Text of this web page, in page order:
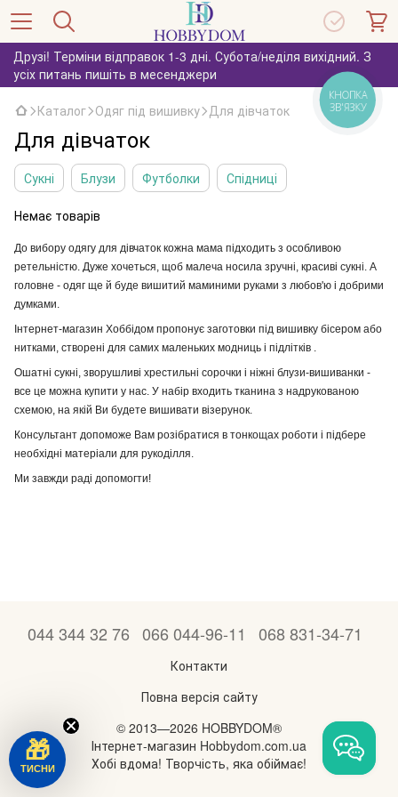
Друзі! Терміни відправок 1-3 дні. Субота/неділя вихідний. З
усіх питань пишіть в месенджери
Каталог Одяг під вишивку Для дівчаток
Для дівчаток
Сукні Блузи Футболки Спідниці
Немає товарів
До вибору одягу для дівчаток кожна мама підходить з особливою
ретельністю. Дуже хочеться, щоб малеча носила зручні, красиві сукні. А
головне - одяг ще й буде вишитий маминими руками з любов'ю і добрими
думками.
Інтернет-магазин Хоббідом пропонує заготовки під вишивку бісером або
нитками, створені для самих маленьких модниць і підлітків .
Ошатні сукні, зворушливі хрестильні сорочки і ніжні блузи-вишиванки -
все це можна купити у нас. У набір входить тканина з надрукованою
схемою, на якій Ви будете вишивати візерунок.
Консультант допоможе Вам розібратися в тонкощах роботи і підбере
необхідні матеріали для рукоділля.
Ми завжди раді допомогти!
044 344 32 76 066 044-96-11 068 831-34-71
Контакти
Повна версія сайту
© 2013—2026 HOBBYDOM®
Інтернет-магазин Hobbydom.com.ua
Хобі вдома! Творчість, яка обіймає!
КНОПКА
ЗВ'ЯЗКУ
🎁
ТИСНИ